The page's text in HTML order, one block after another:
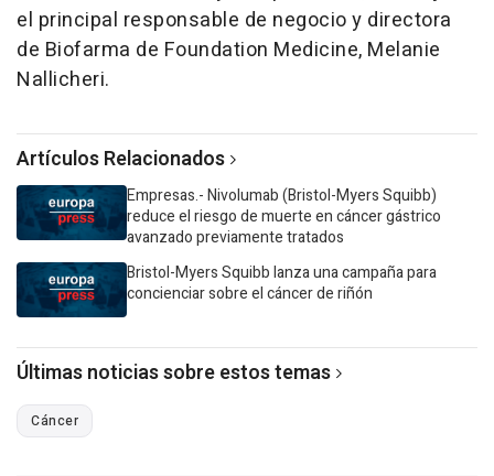
el principal responsable de negocio y directora
de Biofarma de Foundation Medicine, Melanie
Nallicheri.
Artículos Relacionados
Empresas.- Nivolumab (Bristol-Myers Squibb)
reduce el riesgo de muerte en cáncer gástrico
avanzado previamente tratados
Bristol-Myers Squibb lanza una campaña para
concienciar sobre el cáncer de riñón
Últimas noticias sobre estos temas
Cáncer